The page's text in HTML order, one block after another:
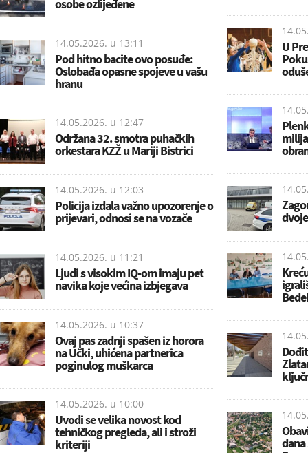
osobe ozlijeđene
14.05.2026. u 13:11
Pod hitno bacite ovo posuđe:
Oslobađa opasne spojeve u vašu
hranu
14.05.2026. u 12:47
Održana 32. smotra puhačkih
orkestara KZŽ u Mariji Bistrici
14.05.2026. u 12:03
Policija izdala važno upozorenje o
prijevari, odnosi se na vozače
14.05.2026. u 11:21
Ljudi s visokim IQ-om imaju pet
navika koje većina izbjegava
14.05.2026. u 10:37
Ovaj pas zadnji spašen iz horora
na Učki, uhićena partnerica
poginulog muškarca
14.05.2026. u 10:00
Uvodi se velika novost kod
tehničkog pregleda, ali i stroži
kriteriji
U